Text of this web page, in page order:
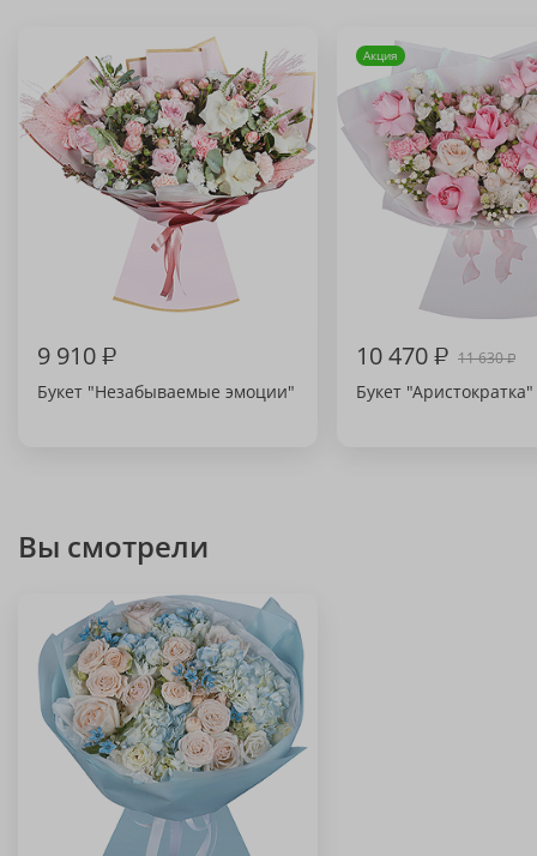
9 910₽
Букет "Незабываемые эмоции"
Акция
10 470₽ 11 630₽
Букет "Аристократка"
Вы смотрели